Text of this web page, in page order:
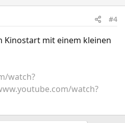
#4
Kinostart mit einem kleinen
watch?
watch?